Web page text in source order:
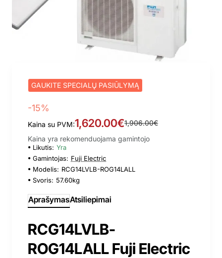
GAUKITE SPECIALŲ PASIŪLYMĄ
-15%
Kaina su PVM:1,620.00€1,906.00€
Kaina yra rekomenduojama gamintojo
Likutis: Yra
Gamintojas: Fuji Electric
Modelis: RCG14LVLB-ROG14LALL
Svoris: 57.60kg
AprašymasAtsiliepimai
RCG14LVLB-
ROG14LALL Fuji Electric